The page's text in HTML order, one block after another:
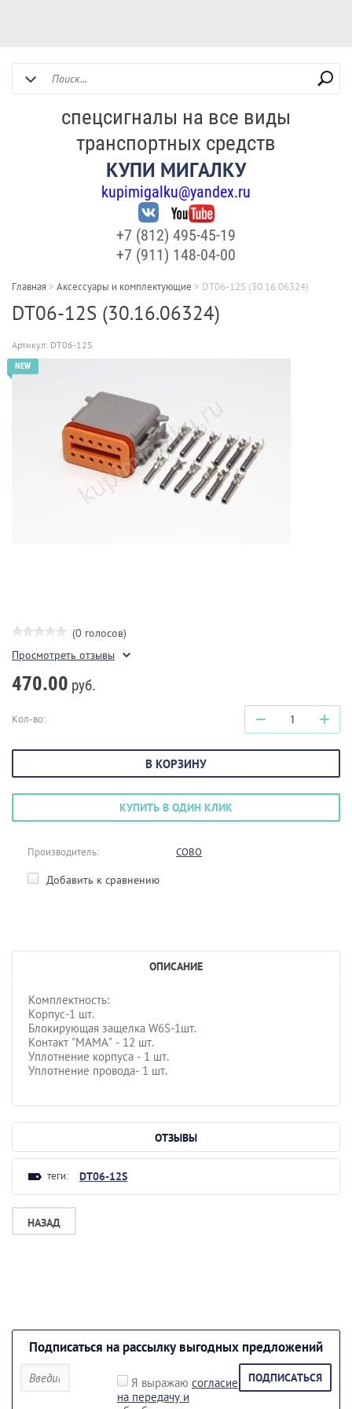
спецсигналы на все виды
транспортных средств
КУПИ МИГАЛКУ
kupimigalku@yandex.ru
+7 (812) 495-45-19
+7 (911) 148-04-00
Главная > Аксессуары и комплектующие > DT06-12S (30.16.06324)
DT06-12S (30.16.06324)
Артикул: DT06-12S
(0 голосов)
Просмотреть отзывы
470.00 руб.
Кол-во: − +
В КОРЗИНУ
КУПИТЬ В ОДИН КЛИК
Производитель: COBO
Добавить к сравнению
ОПИСАНИЕ
Комплектность:
Корпус-1 шт.
Блокирующая защелка W6S-1шт.
Контакт "МАМА" - 12 шт.
Уплотнение корпуса - 1 шт.
Уплотнение провода- 1 шт.
ОТЗЫВЫ
теги: DT06-12S
НАЗАД
Подписаться на рассылку выгодных предложений
Я выражаю согласие
на передачу и
ПОДПИСАТЬСЯ